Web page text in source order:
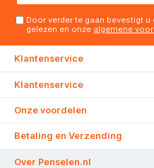
Door verder te gaan bevestigt u
gelezen en onze algemene
Klantenservice
Klantenservice
Onze voordelen
Betaling en Verzending
Over Penselen.nl